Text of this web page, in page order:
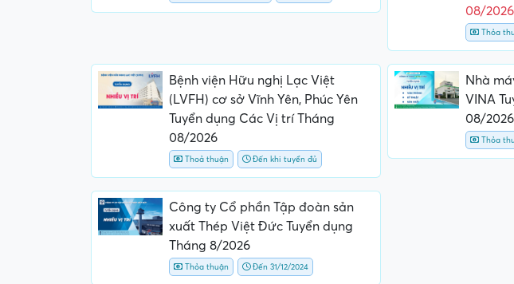
08/2026
Thỏa
Bệnh viện Hữu nghị Lạc Việt
(LVFH) cơ sở Vĩnh Yên, Phúc Yên
Tuyển dụng Các Vị trí Tháng
08/2026
Thoả thuận Đến khi tuyển đủ
Nhà
VINA
08/2026
Thỏa
Công ty Cổ phần Tập đoàn sản
xuất Thép Việt Đức Tuyển dụng
Tháng 8/2026
Thỏa thuận Đến 31/12/2024